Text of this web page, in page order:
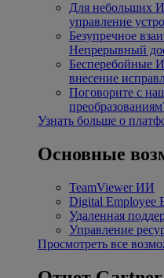
Для небольших
управление
Безупречное
Непрерывный
Бесперебойные
внесение
Поговорите с
Узнать больше о
Основные
TeamViewer ИИ
Digital Employee
Удаленная
Управление
Просмотреть все